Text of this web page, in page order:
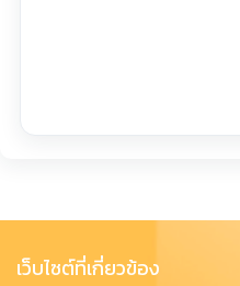
เว็บไซต์ที่เกี่ยวข้อง